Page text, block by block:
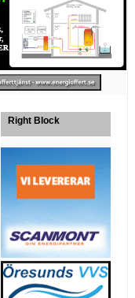
Right Block